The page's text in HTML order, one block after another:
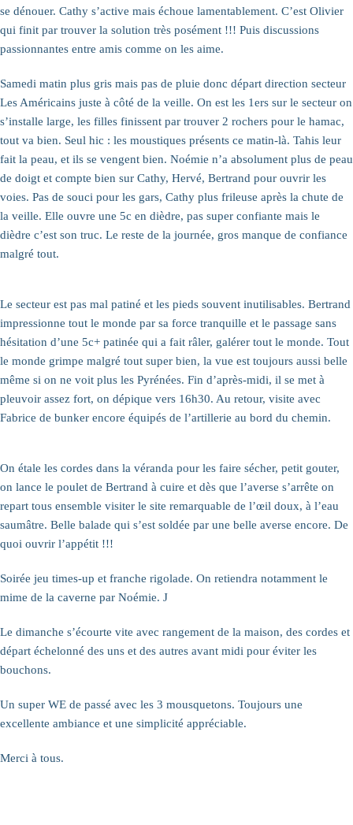
se dénouer. Cathy s’active mais échoue lamentablement. C’est Olivier
qui finit par trouver la solution très posément !!! Puis discussions
passionnantes entre amis comme on les aime.
Samedi matin plus gris mais pas de pluie donc départ direction secteur
Les Américains juste à côté de la veille. On est les 1ers sur le secteur on
s’installe large, les filles finissent par trouver 2 rochers pour le hamac,
tout va bien. Seul hic : les moustiques présents ce matin-là. Tahis leur
fait la peau, et ils se vengent bien. Noémie n’a absolument plus de peau
de doigt et compte bien sur Cathy, Hervé, Bertrand pour ouvrir les
voies. Pas de souci pour les gars, Cathy plus frileuse après la chute de
la veille. Elle ouvre une 5c en dièdre, pas super confiante mais le
dièdre c’est son truc. Le reste de la journée, gros manque de confiance
malgré tout.
Le secteur est pas mal patiné et les pieds souvent inutilisables. Bertrand
impressionne tout le monde par sa force tranquille et le passage sans
hésitation d’une 5c+ patinée qui a fait râler, galérer tout le monde. Tout
le monde grimpe malgré tout super bien, la vue est toujours aussi belle
même si on ne voit plus les Pyrénées. Fin d’après-midi, il se met à
pleuvoir assez fort, on dépique vers 16h30. Au retour, visite avec
Fabrice de bunker encore équipés de l’artillerie au bord du chemin.
On étale les cordes dans la véranda pour les faire sécher, petit gouter,
on lance le poulet de Bertrand à cuire et dès que l’averse s’arrête on
repart tous ensemble visiter le site remarquable de l’œil doux, à l’eau
saumâtre. Belle balade qui s’est soldée par une belle averse encore. De
quoi ouvrir l’appétit !!!
Soirée jeu times-up et franche rigolade. On retiendra notamment le
mime de la caverne par Noémie. J
Le dimanche s’écourte vite avec rangement de la maison, des cordes et
départ échelonné des uns et des autres avant midi pour éviter les
bouchons.
Un super WE de passé avec les 3 mousquetons. Toujours une
excellente ambiance et une simplicité appréciable.
Merci à tous.